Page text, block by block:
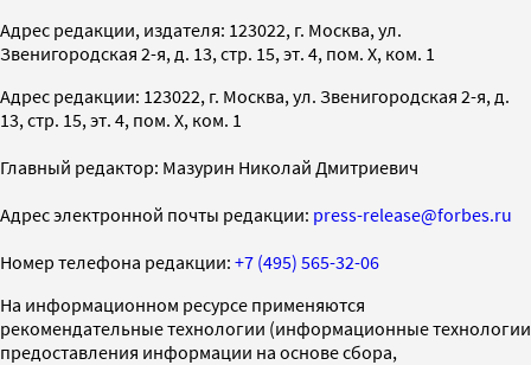
Адрес редакции, издателя: 123022, г. Москва, ул.
Звенигородская 2-я, д. 13, стр. 15, эт. 4, пом. X, ком. 1
Адрес редакции: 123022, г. Москва, ул. Звенигородская 2-я, д.
13, стр. 15, эт. 4, пом. X, ком. 1
Главный редактор: Мазурин Николай Дмитриевич
Адрес электронной почты редакции: press-release@forbes.ru
Номер телефона редакции: +7 (495) 565-32-06
На информационном ресурсе применяются
рекомендательные технологии (информационные технологии
предоставления информации на основе сбора,